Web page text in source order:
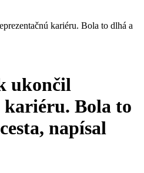
kariéru. Bola to dlhá a
ukončil
kariéru. Bola to
napísal